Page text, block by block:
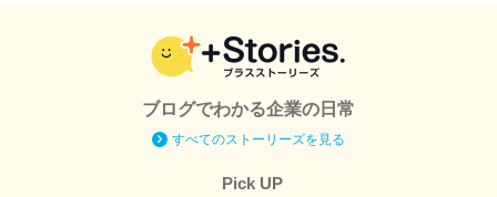
ブログでわかる企業の日常
すべてのストーリーズを見る
Pick UP